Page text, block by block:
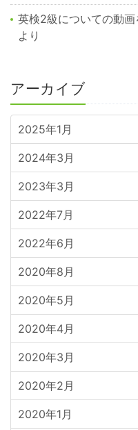
英検2級についての動画
より
アーカイブ
2025年1月
2024年3月
2023年3月
2022年7月
2022年6月
2020年8月
2020年5月
2020年4月
2020年3月
2020年2月
2020年1月